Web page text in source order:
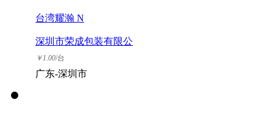
台湾耀瀚 N
深圳市荣成包装有限公
司
￥1.00/台
广东-深圳市